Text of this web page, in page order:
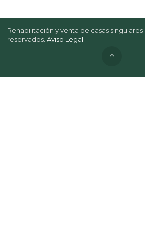
Rehabilitación y venta de casas
reservados. Aviso Legal